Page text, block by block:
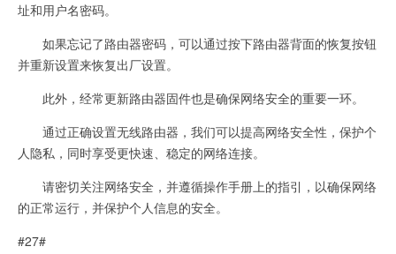
址和用户名密码。
如果忘记了路由器密码，可以通过按下路由器背面的恢复按钮
并重新设置来恢复出厂设置。
此外，经常更新路由器固件也是确保网络安全的重要一环。
通过正确设置无线路由器，我们可以提高网络安全性，保护个
人隐私，同时享受更快速、稳定的网络连接。
请密切关注网络安全，并遵循操作手册上的指引，以确保网络
的正常运行，并保护个人信息的安全。
#27#